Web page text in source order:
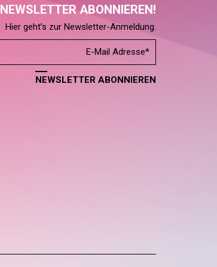
NEWSLETTER ABONNIEREN!
Hier geht’s zur Newsletter-Anmeldung.
NEWSLETTER ABONNIEREN